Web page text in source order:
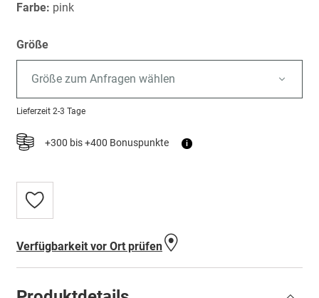
Farbe: pink
Größe
Größe zum Anfragen wählen
Lieferzeit 2-3 Tage
+300 bis +400 Bonuspunkte i
Zur
Wunschliste
Verfügbarkeit vor Ort prüfen